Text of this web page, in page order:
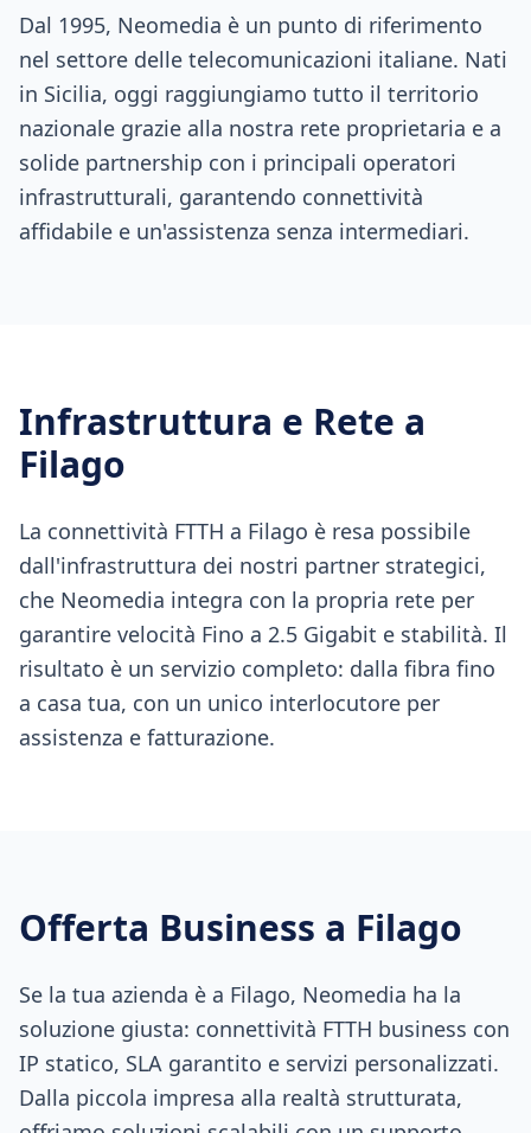
Dal 1995, Neomedia è un punto di riferimento
nel settore delle telecomunicazioni italiane. Nati
in Sicilia, oggi raggiungiamo tutto il territorio
nazionale grazie alla nostra rete proprietaria e a
solide partnership con i principali operatori
infrastrutturali, garantendo connettività
affidabile e un'assistenza senza intermediari.
Infrastruttura e Rete a
Filago
La connettività FTTH a Filago è resa possibile
dall'infrastruttura dei nostri partner strategici,
che Neomedia integra con la propria rete per
garantire velocità Fino a 2.5 Gigabit e stabilità. Il
risultato è un servizio completo: dalla fibra fino
a casa tua, con un unico interlocutore per
assistenza e fatturazione.
Offerta Business a Filago
Se la tua azienda è a Filago, Neomedia ha la
soluzione giusta: connettività FTTH business con
IP statico, SLA garantito e servizi personalizzati.
Dalla piccola impresa alla realtà strutturata,